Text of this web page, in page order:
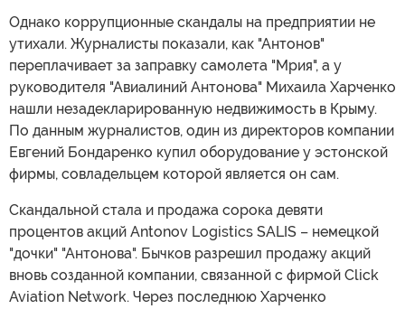
Однако коррупционные скандалы на предприятии не
утихали. Журналисты показали, как "Антонов"
переплачивает за заправку самолета "Мрия", а у
руководителя "Авиалиний Антонова" Михаила Харченко
нашли незадекларированную недвижимость в Крыму.
По данным журналистов, один из директоров компании
Евгений Бондаренко купил оборудование у эстонской
фирмы, совладельцем которой является он сам.
Скандальной стала и продажа сорока девяти
процентов акций Antonov Logistics SALIS – немецкой
"дочки" "Антонова". Бычков разрешил продажу акций
вновь созданной компании, связанной с фирмой Click
Aviation Network. Через последнюю Харченко